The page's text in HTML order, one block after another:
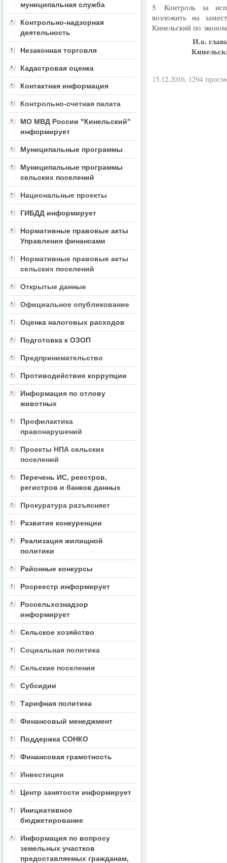
муниципальная служба
Контрольно-надзорная
деятельность
Незаконная торговля
Кадастровая оценка
Контактная информация
Контрольно-счетная палата
МО МВД России "Кинельский"
информирует
Муниципальные программы
Муниципальные программы
сельских поселений
Национальные проекты
ГИБДД информирует
Нормативные правовые акты
Управления финансами
Нормативные правовые акты
сельских поселений
Открытые данные
Официальное опубликование
Оценка налоговых расходов
Подготовка к ОЗОП
Предпринимательство
Противодействие коррупции
Информация по отлову
животных
Профилактика
правонарушений
Проекты НПА сельских
поселений
Перечень ИС, реестров,
регистров и банков данных
Прокуратура разъясняет
Развитие конкуренции
Реализация жилищной
политики
Районные конкурсы
Росреестр информирует
Россельхознадзор
информирует
Сельское хозяйство
Социальная политика
Сельские поселения
Субсидии
Тарифная политика
Финансовый менеджмент
Поддержка СОНКО
Финансовая грамотность
Инвестиции
Центр занятости информирует
Инициативное
бюджетирование
Информация по вопросу
земельных участков
предоставляемых гражданам,
5. Контроль за
возложить на
Кинельский по
И.о.
15.12.2016, 1294